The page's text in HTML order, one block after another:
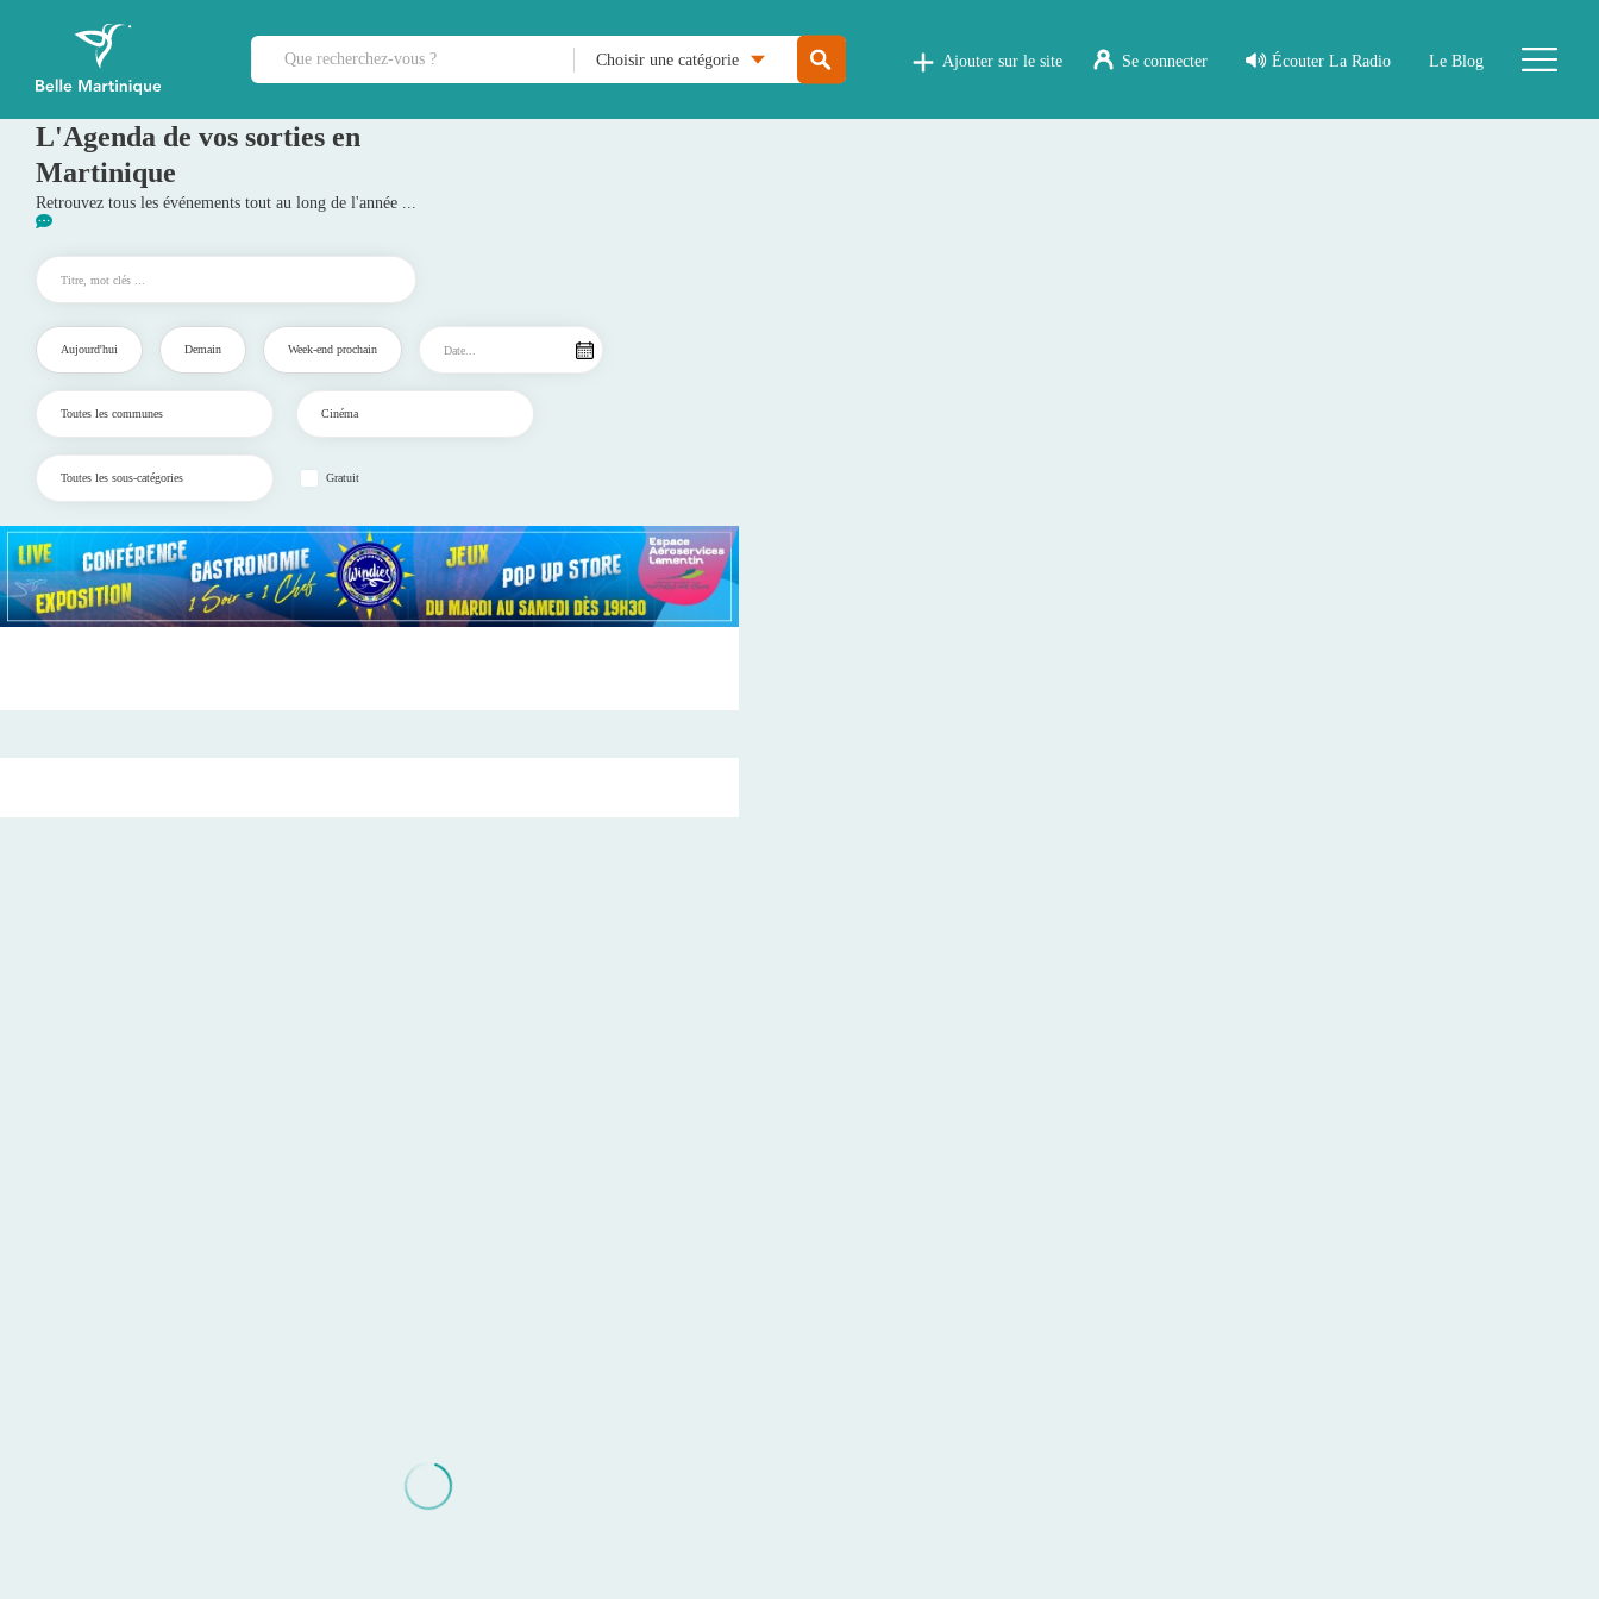
Choisir une catégorie Ajouter sur le site Se connecter Écouter La Radio Le Blog
L'Agenda de vos sorties en
Martinique
Retrouvez tous les événements tout au long de l'année ...
Aujourd'hui Demain Week-end prochain
Gratuit